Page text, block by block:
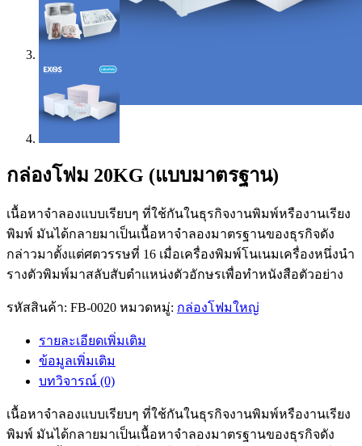
กล่องโฟม 20KG (แบบมาตรฐาน)
เนื้อหาจำลองแบบเรียบๆ ที่ใช้กันในธุรกิจงานพิมพ์หรืองานเรียง
พิมพ์ มันได้กลายมาเป็นเนื้อหาจำลองมาตรฐานของธุรกิจดัง
กล่าวมาตั้งแต่ศตวรรษที่ 16 เมื่อเครื่องพิมพ์โนเนมเครื่องหนึ่งนำ
รางตัวพิมพ์มาสลับสับตำแหน่งตัวอักษรเพื่อทำหนังสือตัวอย่าง
รหัสสินค้า: FB-0020 หมวดหมู่: กล่องโฟมใหญ่
รายละเอียดเพิ่มเติม
ข้อมูลเพิ่มเติม
บทวิจารณ์ (0)
เนื้อหาจำลองแบบเรียบๆ ที่ใช้กันในธุรกิจงานพิมพ์หรืองานเรียง
พิมพ์ มันได้กลายมาเป็นเนื้อหาจำลองมาตรฐานของธุรกิจดัง